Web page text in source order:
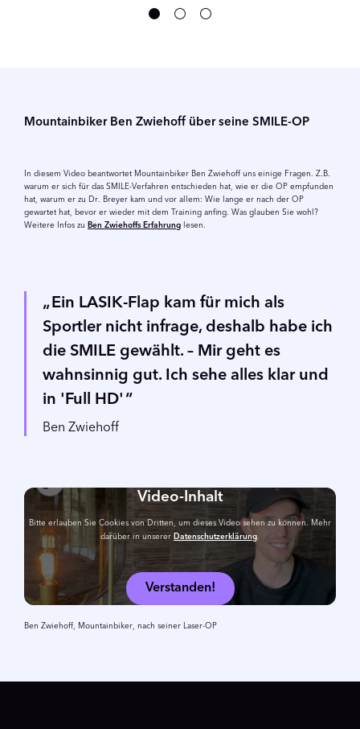
Mountainbiker Ben Zwiehoff über seine SMILE-OP
In diesem Video beantwortet Mountainbiker Ben Zwiehoff uns einige Fragen. Z.B.
warum er sich für das SMILE-Verfahren entschieden hat, wie er die OP empfunden
hat, warum er zu Dr. Breyer kam und vor allem: Wie lange er nach der OP
gewartet hat, bevor er wieder mit dem Training anfing. Was glauben Sie wohl?
Weitere Infos zu Ben Zwiehoffs Erfahrung lesen.
Ein LASIK-Flap kam für mich als
Sportler nicht infrage, deshalb habe ich
die SMILE gewählt. – Mir geht es
wahnsinnig gut. Ich sehe alles klar und
in 'Full HD'
Ben Zwiehoff
Video-Inhalt
Bitte erlauben Sie Cookies von Dritten, um dieses Video sehen zu können. Mehr
darüber in unserer Datenschutzerklärung
Verstanden!
Ben Zwiehoff, Mountainbiker, nach seiner Laser-OP